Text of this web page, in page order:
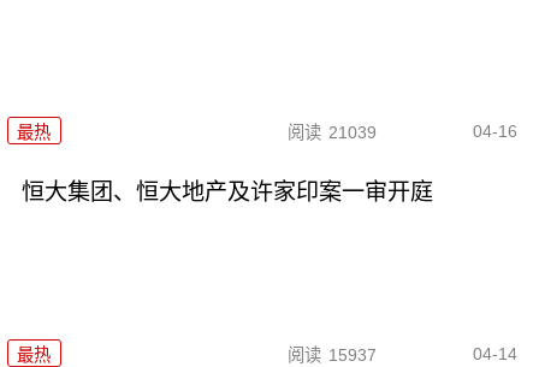
最热 阅读 21039 04-16
恒大集团、恒大地产及许家印案一审开庭
最热 阅读 15937 04-14